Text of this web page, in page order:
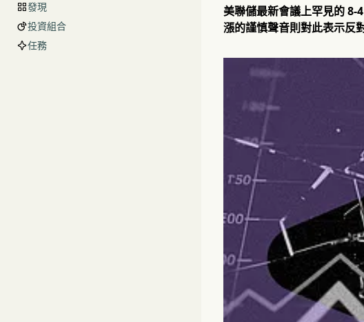
發現
投資組合
任務
美聯儲最新會議上罕見的 8-
漲的謹慎聲音則對此表示反